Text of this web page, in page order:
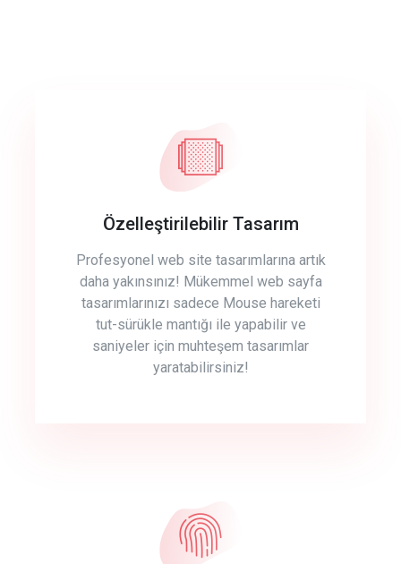
Özelleştirilebilir Tasarım
Profesyonel web site tasarımlarına artık
daha yakınsınız! Mükemmel web sayfa
tasarımlarınızı sadece Mouse hareketi
tut-sürükle mantığı ile yapabilir ve
saniyeler için muhteşem tasarımlar
yaratabilirsiniz!